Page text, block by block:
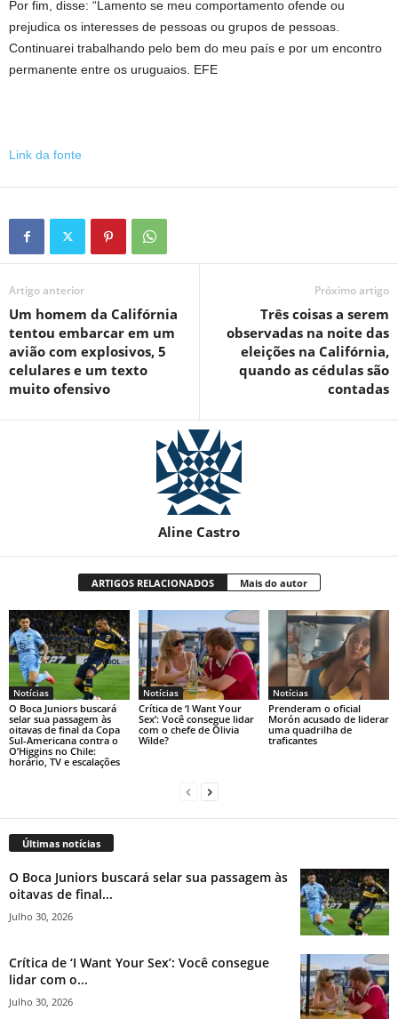
Por fim, disse: “Lamento se meu comportamento ofende ou
prejudica os interesses de pessoas ou grupos de pessoas.
Continuarei trabalhando pelo bem do meu país e por um encontro
permanente entre os uruguaios. EFE
Link da fonte
Artigo anterior
Um homem da Califórnia
tentou embarcar em um
avião com explosivos, 5
celulares e um texto
muito ofensivo
Próximo artigo
Três coisas a serem
observadas na noite das
eleições na Califórnia,
quando as cédulas são
contadas
Aline Castro
ARTIGOS RELACIONADOS Mais do autor
Notícias
O Boca Juniors buscará
selar sua passagem às
oitavas de final da Copa
Sul-Americana contra o
O’Higgins no Chile:
horário, TV e escalações
Notícias
Crítica de ‘I Want Your
Sex’: Você consegue lidar
com o chefe de Olivia
Wilde?
Notícias
Prenderam o oficial
Morón acusado de liderar
uma quadrilha de
traficantes
Últimas notícias
O Boca Juniors buscará selar sua passagem às
oitavas de final...
Julho 30, 2026
Crítica de ‘I Want Your Sex’: Você consegue
lidar com o...
Julho 30, 2026